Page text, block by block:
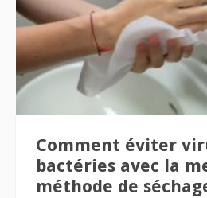
Comment éviter
bactéries avec la
méthode de